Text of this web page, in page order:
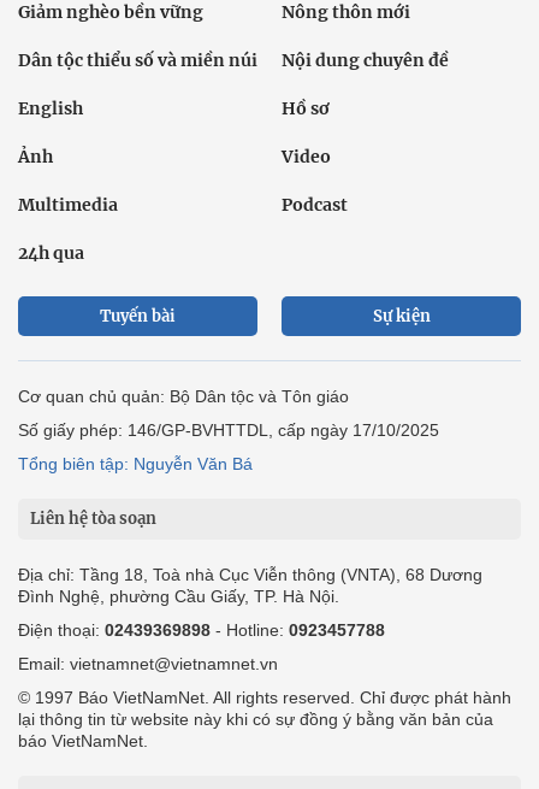
Giảm nghèo bền vững Nông thôn mới
Dân tộc thiểu số và miền núi Nội dung chuyên đề
English Hồ sơ
Ảnh Video
Multimedia Podcast
24h qua
Tuyến bài Sự kiện
Cơ quan chủ quản: Bộ Dân tộc và Tôn giáo
Số giấy phép: 146/GP-BVHTTDL, cấp ngày 17/10/2025
Tổng biên tập: Nguyễn Văn Bá
Liên hệ tòa soạn
Địa chỉ: Tầng 18, Toà nhà Cục Viễn thông (VNTA), 68 Dương
Đình Nghệ, phường Cầu Giấy, TP. Hà Nội.
Điện thoại: 02439369898 - Hotline: 0923457788
Email: vietnamnet@vietnamnet.vn
© 1997 Báo VietNamNet. All rights reserved. Chỉ được phát hành
lại thông tin từ website này khi có sự đồng ý bằng văn bản của
báo VietNamNet.